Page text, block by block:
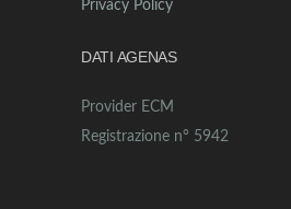
Privacy Policy
DATI AGENAS
Provider ECM
Registrazione n° 5942